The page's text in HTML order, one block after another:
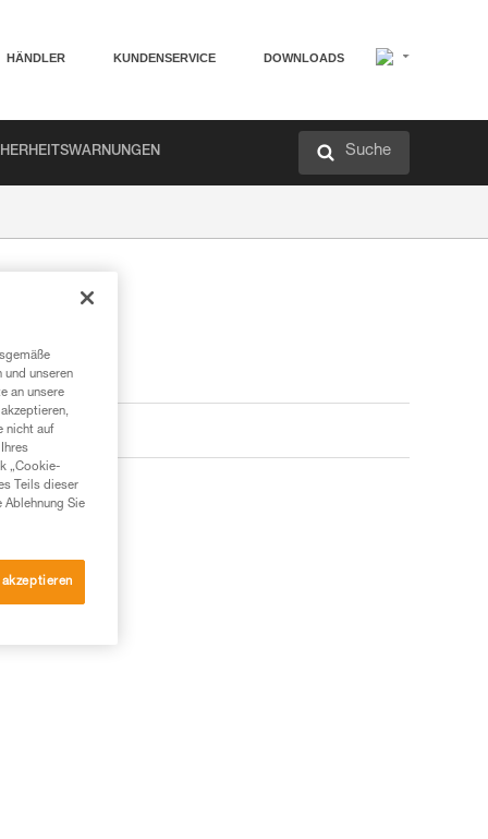
HÄNDLER KUNDENSERVICE DOWNLOADS
Suche
und unseren
an unsere
nicht auf
„Cookie-
Teils dieser
Ablehnung Sie